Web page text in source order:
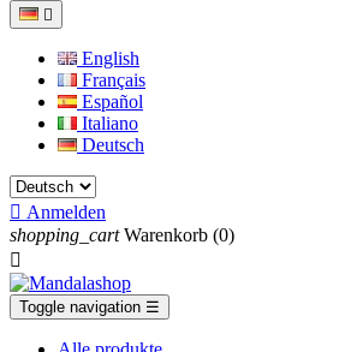

English
Français
Español
Italiano
Deutsch
 Anmelden
shopping_cart Warenkorb (0)

Toggle navigation ☰